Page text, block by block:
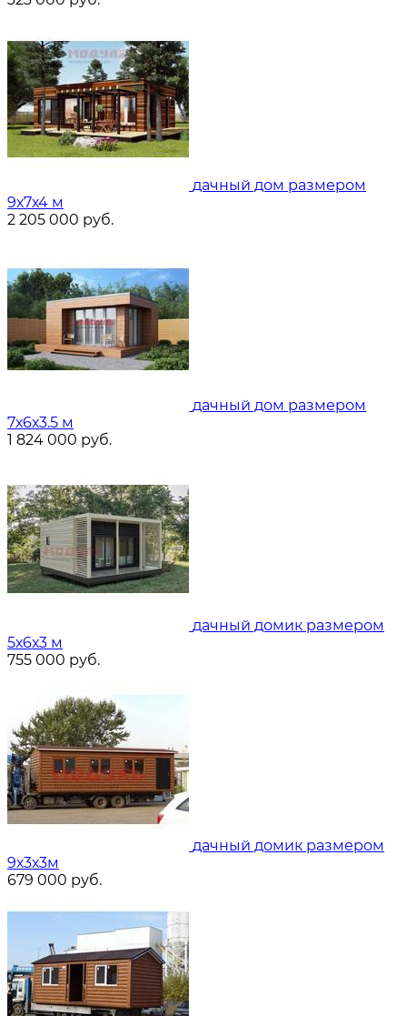
дачный дом размером
9х7х4 м
2 205 000 руб.
дачный дом размером
7х6х3.5 м
1 824 000 руб.
дачный домик размером
5х6х3 м
755 000 руб.
дачный домик размером
9х3х3м
679 000 руб.